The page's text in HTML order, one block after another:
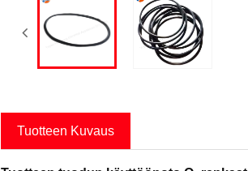
Tuotteen Kuvaus